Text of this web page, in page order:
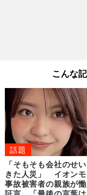
こんな
話題
「そもそも会社のせ
きた人災」 イオン
事故被害者の親族が